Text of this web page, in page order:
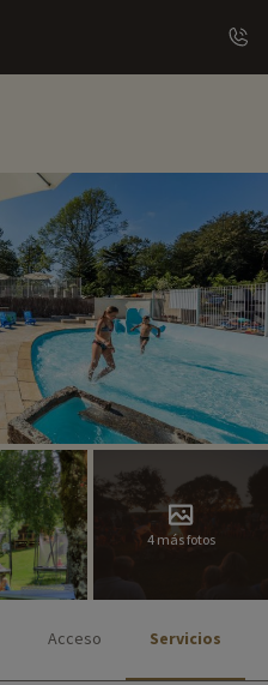
4 más fotos
Acceso Servicios